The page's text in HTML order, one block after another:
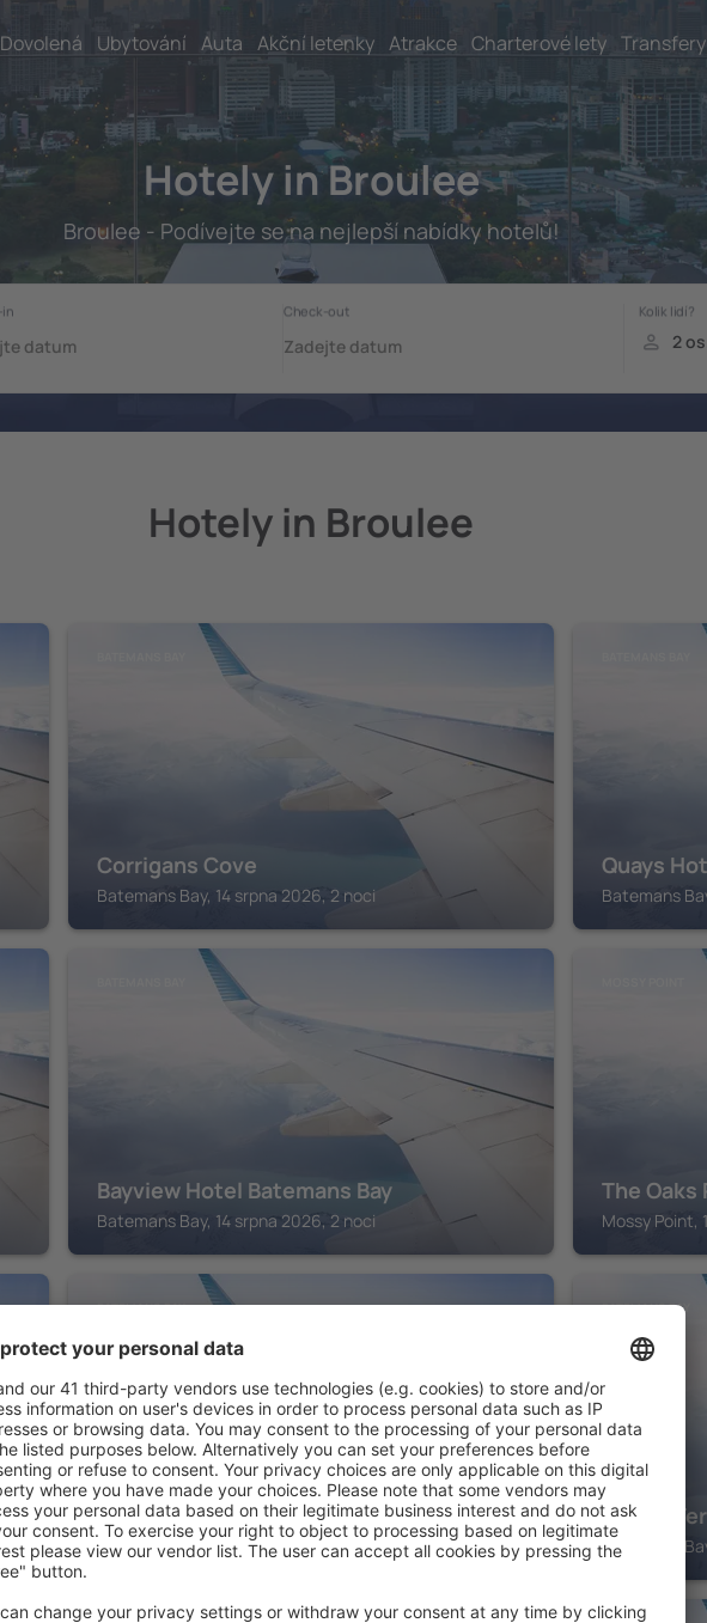
Dovolená Ubytování Auta Akční letenky Atrakce Charterové lety Transfery
Hotely in Broulee
Broulee - Podívejte se na nejlepší nabídky hotelů!
Hotely in Broulee
Corrigans Cove
Batemans Bay, 14 srpna 2026, 2 noci
Quays
Batemans
Bayview Hotel Batemans Bay
Batemans Bay, 14 srpna 2026, 2 noci
The Oaks
Mossy Point,
BATEMANS BAY
Sunseeker Motor Inn
Batemans Bay, 14 srpna 2026, 2 noci
BATEMANS BAY
Argyle
Batemans